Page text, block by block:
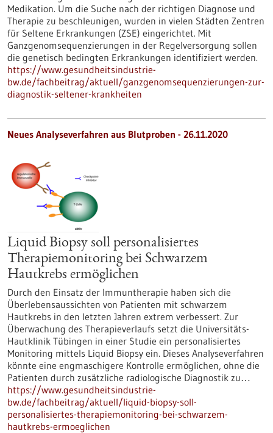
Medikation. Um die Suche nach der richtigen Diagnose und
Therapie zu beschleunigen, wurden in vielen Städten Zentren
für Seltene Erkrankungen (ZSE) eingerichtet. Mit
Ganzgenomsequenzierungen in der Regelversorgung sollen
die genetisch bedingten Erkrankungen identifiziert werden.
https://www.gesundheitsindustrie-
bw.de/fachbeitrag/aktuell/ganzgenomsequenzierungen-zur-
diagnostik-seltener-krankheiten
Neues Analyseverfahren aus Blutproben - 26.11.2020
Liquid Biopsy soll personalisiertes
Therapiemonitoring bei Schwarzem
Hautkrebs ermöglichen
Durch den Einsatz der Immuntherapie haben sich die
Überlebensaussichten von Patienten mit schwarzem
Hautkrebs in den letzten Jahren extrem verbessert. Zur
Überwachung des Therapieverlaufs setzt die Universitäts-
Hautklinik Tübingen in einer Studie ein personalisiertes
Monitoring mittels Liquid Biopsy ein. Dieses Analyseverfahren
könnte eine engmaschigere Kontrolle ermöglichen, ohne die
Patienten durch zusätzliche radiologische Diagnostik zu…
https://www.gesundheitsindustrie-
bw.de/fachbeitrag/aktuell/liquid-biopsy-soll-
personalisiertes-therapiemonitoring-bei-schwarzem-
hautkrebs-ermoeglichen